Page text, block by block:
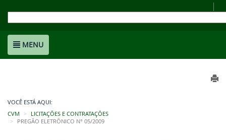
MENU
VOCÊ ESTÁ AQUI:
CVM
LICITAÇÕES E CONTRATAÇÕES
PREGÃO ELETRÔNICO N° 05/2009